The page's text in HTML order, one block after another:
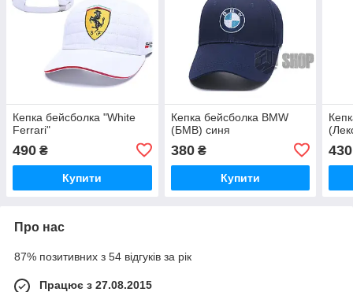
Кепка бейсболка "White
Ferrari"
490 ₴
Купити
Кепка бейсболка BMW
(БМВ) синя
380₴
Купити
430
Про нас
87% позитивних з 54 відгуків за рік
Працює з 27.08.2015